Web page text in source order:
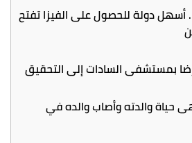
شنجن 2026.. أسهل دولة للحصول على الفيزا تفتح
حياة والدته وأصاب والده في